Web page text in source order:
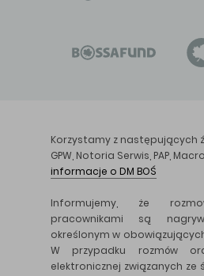
Korzystamy z następujących
GPW, Notoria Serwis, PAP,
informacje o DM BOŚ
Informujemy, że
pracownikami są
określonym w
W przypadku rozmów
elektronicznej związanych ze